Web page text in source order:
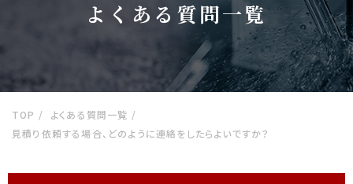
よくある質問一覧
TOP
よくある質問一覧
見積り依頼する場合、どのように連絡をしたらよいですか？